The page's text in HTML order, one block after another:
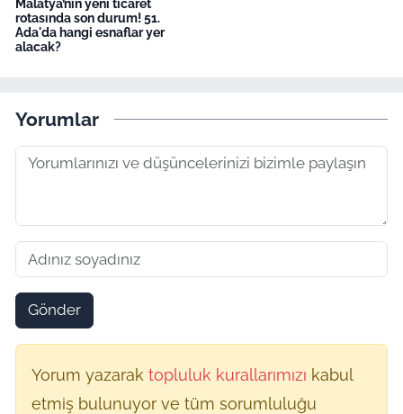
Malatya’nın yeni ticaret
rotasında son durum! 51.
Ada'da hangi esnaflar yer
alacak?
Yorumlar
Gönder
Yorum yazarak topluluk kurallarımızı kabul
etmiş bulunuyor ve tüm sorumluluğu